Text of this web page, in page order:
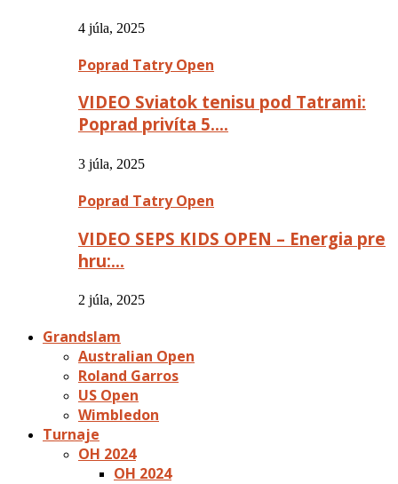
4 júla, 2025
Poprad Tatry Open
VIDEO Sviatok tenisu pod Tatrami:
Poprad privíta 5….
3 júla, 2025
Poprad Tatry Open
VIDEO SEPS KIDS OPEN – Energia pre
hru:…
2 júla, 2025
Grandslam
Australian Open
Roland Garros
US Open
Wimbledon
Turnaje
OH 2024
OH 2024